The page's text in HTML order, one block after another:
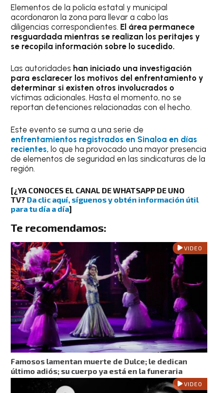
Elementos de la policía estatal y municipal
acordonaron la zona para llevar a cabo las
diligencias correspondientes. El área permanece
resguardada mientras se realizan los peritajes y
se recopila información sobre lo sucedido.
Las autoridades han iniciado una investigación
para esclarecer los motivos del enfrentamiento y
determinar si existen otros involucrados o
víctimas adicionales. Hasta el momento, no se
reportan detenciones relacionadas con el hecho.
Este evento se suma a una serie de
enfrentamientos registrados en Sinaloa en días
recientes,lo que ha provocado una mayor presencia
de elementos de seguridad en las sindicaturas de la
región.
[¿YA CONOCES EL CANAL DE WHATSAPP DE UNO
TV? Da clic aquí, síguenos y obtén información útil
para tu día a día]
Te recomendamos:
VIDEO
Famosos lamentan muerte de Dulce; le dedican
último adiós; su cuerpo ya está en la funeraria
VIDEO